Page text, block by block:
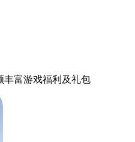
丰富游戏福利 及礼包